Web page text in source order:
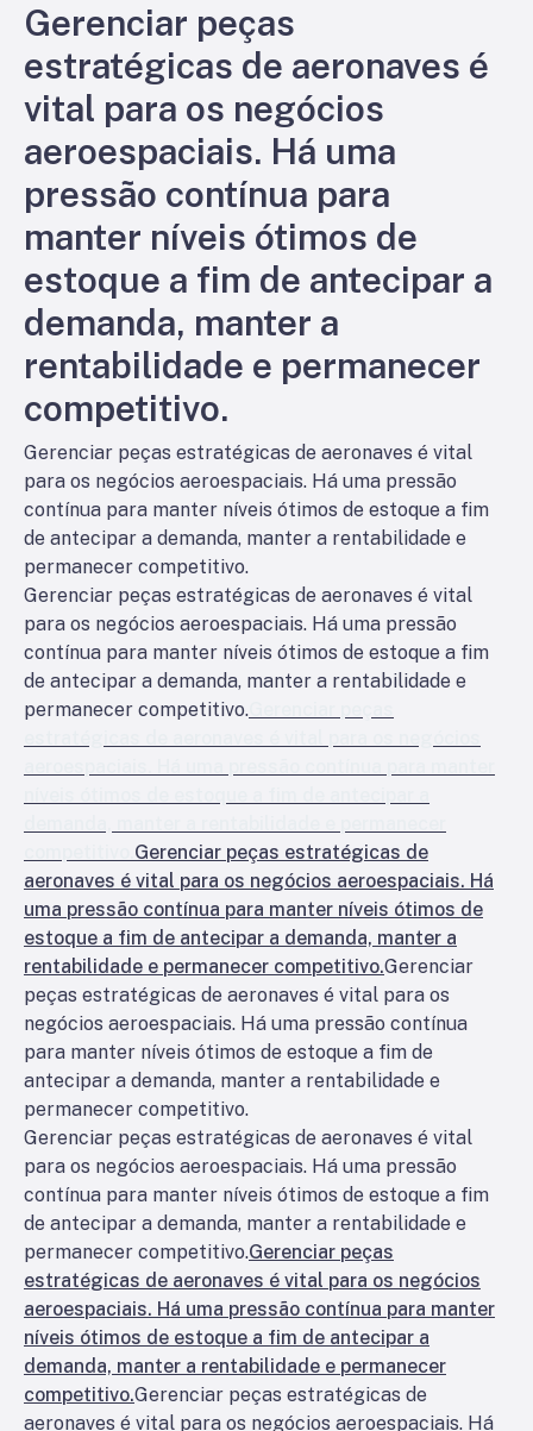
Gerenciar peças
estratégicas de aeronaves é
vital para os negócios
aeroespaciais. Há uma
pressão contínua para
manter níveis ótimos de
estoque a fim de antecipar a
demanda, manter a
rentabilidade e permanecer
competitivo.
Gerenciar peças estratégicas de aeronaves é vital
para os negócios aeroespaciais. Há uma pressão
contínua para manter níveis ótimos de estoque a fim
de antecipar a demanda, manter a rentabilidade e
permanecer competitivo.
Gerenciar peças estratégicas de aeronaves é vital
para os negócios aeroespaciais. Há uma pressão
contínua para manter níveis ótimos de estoque a fim
de antecipar a demanda, manter a rentabilidade e
permanecer competitivo.
Gerenciar peças estratégicas de
aeronaves é vital para os negócios aeroespaciais. Há
uma pressão contínua para manter níveis ótimos de
estoque a fim de antecipar a demanda, manter a
rentabilidade e permanecer competitivo.Gerenciar
peças estratégicas de aeronaves é vital para os
negócios aeroespaciais. Há uma pressão contínua
para manter níveis ótimos de estoque a fim de
antecipar a demanda, manter a rentabilidade e
permanecer competitivo.
Gerenciar peças estratégicas de aeronaves é vital
para os negócios aeroespaciais. Há uma pressão
contínua para manter níveis ótimos de estoque a fim
de antecipar a demanda, manter a rentabilidade e
permanecer competitivo.Gerenciar peças
estratégicas de aeronaves é vital para os negócios
aeroespaciais. Há uma pressão contínua para manter
níveis ótimos de estoque a fim de antecipar a
demanda, manter a rentabilidade e permanecer
competitivo.Gerenciar peças estratégicas de
aeronaves é vital para os negócios aeroespaciais. Há